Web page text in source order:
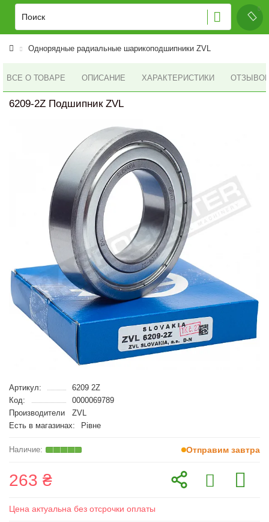
Однорядные радиальные шарикоподшипники ZVL
ВСЕ О ТОВАРЕ ОПИСАНИЕ ХАРАКТЕРИСТИКИ ОТЗЫВОВ
6209-2Z Подшипник ZVL
Артикул:
6209 2Z
Код:
0000069789
Производители
ZVL
Есть в магазинах:
Рівне
Отправим завтра
263 ₴
Цена актуальна без отсрочки оплаты